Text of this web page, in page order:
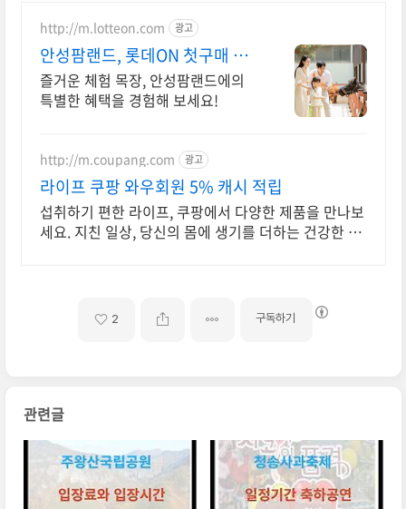
http://m.lotteon.com 광고
안성팜랜드, 롯데ON 첫구매 최
대 5천원 혜택!
즐거운 체험 목장, 안성팜랜드에의
특별한 혜택을 경험해 보세요!
http://m.coupang.com 광고
라이프 쿠팡 와우회원 5% 캐시 적립
섭취하기 편한 라이프, 쿠팡에서 다양한 제품을 만나보
세요. 지친 일상, 당신의 몸에 생기를 더하는 건강한 선
2 구독하기
관련글